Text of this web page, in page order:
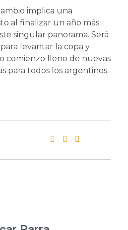
implica una
al finalizar un año más
singular panorama. Será
levantar la copa y
comienzo lleno de nuevas
para todos los argentinos.